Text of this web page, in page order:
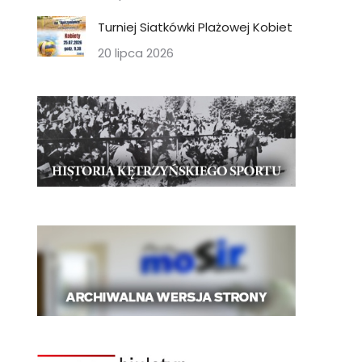
Turniej Siatkówki Plażowej Kobiet
20 lipca 2026